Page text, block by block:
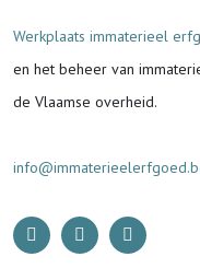
Werkplaats immaterieel
en het beheer van
de Vlaamse overheid.